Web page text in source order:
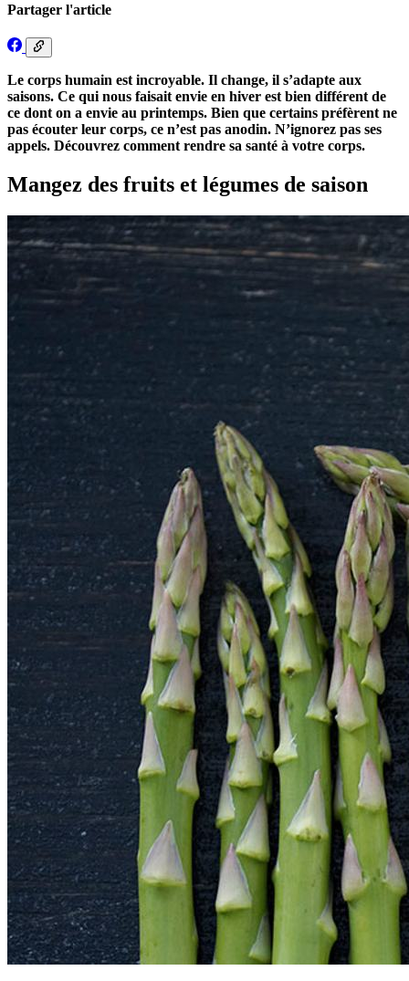
Partager l'article
Le corps humain est incroyable. Il change, il s’adapte aux
saisons. Ce qui nous faisait envie en hiver est bien différent de
ce dont on a envie au printemps. Bien que certains préfèrent ne
pas écouter leur corps, ce n’est pas anodin. N’ignorez pas ses
appels. Découvrez comment rendre sa santé à votre corps.
Mangez des fruits et légumes de saison